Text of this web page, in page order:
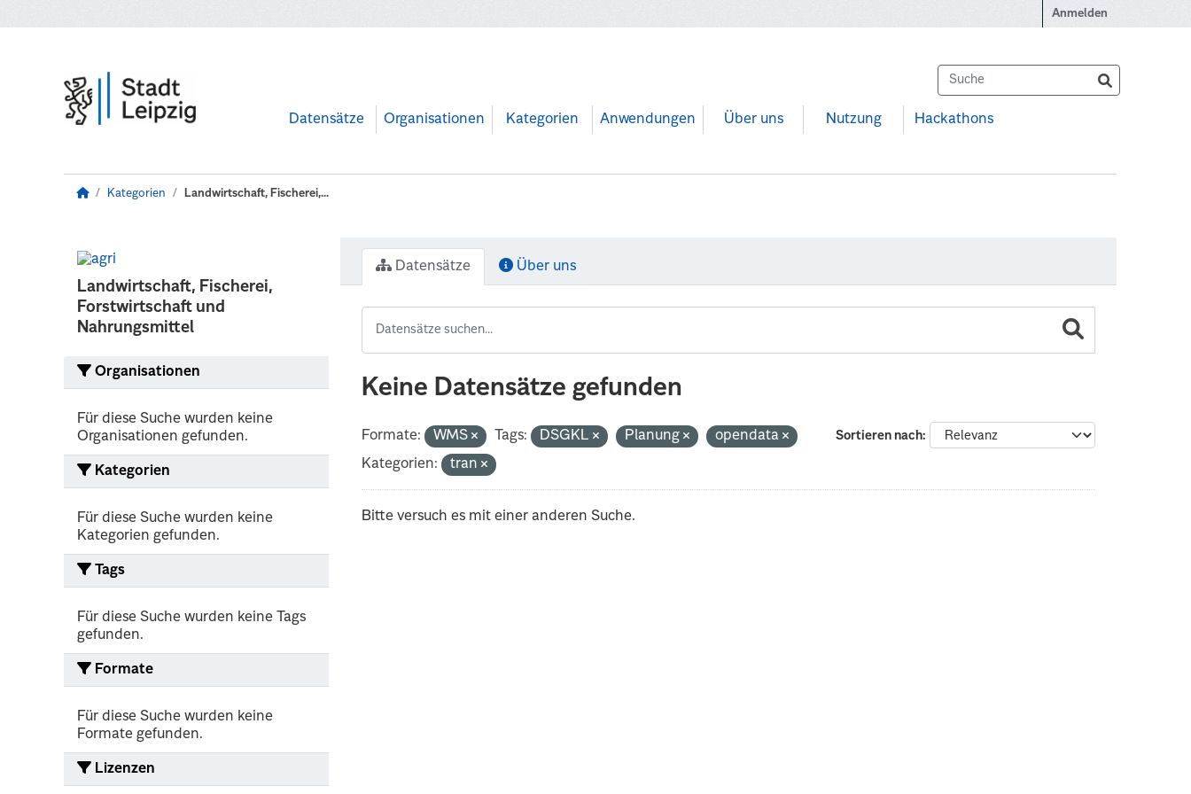
Anmelden
Datensätze Organisationen Kategorien Anwendungen Über uns Nutzung Hackathons
Kategorien Landwirtschaft, Fischerei,...
Landwirtschaft, Fischerei,
Forstwirtschaft und
Nahrungsmittel
Organisationen
Für diese Suche wurden keine
Organisationen gefunden.
Kategorien
Für diese Suche wurden keine
Kategorien gefunden.
Tags
Für diese Suche wurden keine Tags
gefunden.
Formate
Für diese Suche wurden keine
Formate gefunden.
Lizenzen
Datensätze Über uns
Keine Datensätze gefunden
Sortieren nach
Formate: WMS Tags: DSGKL Planung
opendata
Kategorien:
tran
Bitte versuch es mit einer anderen Suche.